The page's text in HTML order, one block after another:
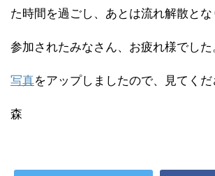
た時間を過ごし、あとは流れ解散とな
参加されたみなさん、お疲れ様でした
写真をアップしましたので、見てくだ
森